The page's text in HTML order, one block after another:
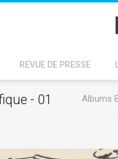
REVUE DE PRESSE
Albums
- 01